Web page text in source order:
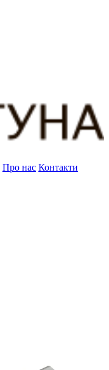
Про нас Контакти